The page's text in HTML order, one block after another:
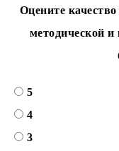
Оцените качество
методической
5
4
3